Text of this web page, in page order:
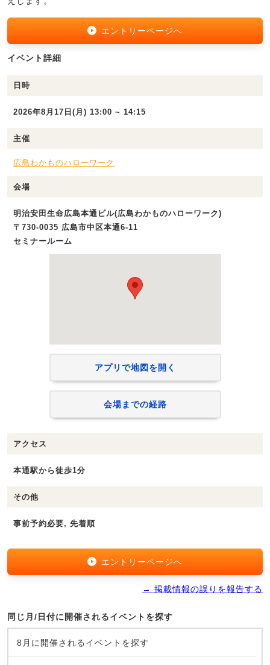
エントリーページへ
イベント詳細
日時
2026年8月17日(月) 13:00 ~ 14:15
主催
広島わかものハローワーク
会場
明治安田生命広島本通ビル(広島わかものハローワーク)
〒730-0035 広島市中区本通6‐11
セミナールーム
アプリで地図を開く
会場までの経路
アクセス
本通駅から徒歩1分
その他
事前予約必要, 先着順
エントリーページへ
→ 掲載情報の誤りを報告する
同じ月/日付に開催されるイベントを探す
8月に開催されるイベントを探す